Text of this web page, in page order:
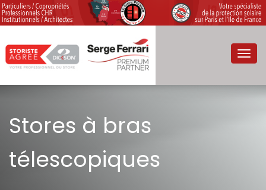
Stores à bras
télescopiques